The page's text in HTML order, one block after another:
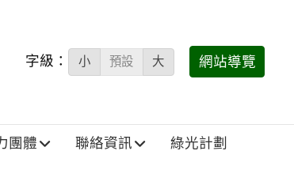
)：
字級： 小 預設 大 網站導覽
團體 聯絡資訊 綠光計劃